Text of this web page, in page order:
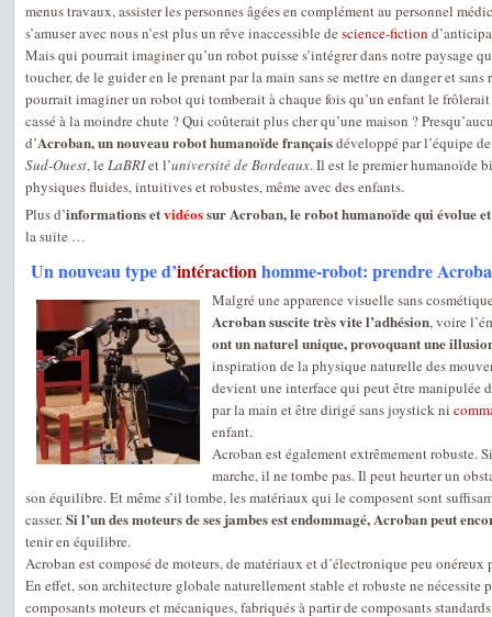
menus travaux, assister les personnes âgées en complément au personnel
s’amuser avec nous n’est plus un rêve inaccessible de science-fiction
Mais qui pourrait imaginer qu’un robot puisse s’intégrer dans notre paysage
toucher, de le guider en le prenant par la main sans se mettre en danger et
pourrait imaginer un robot qui tomberait à chaque fois qu’un enfant le
cassé à la moindre chute ? Qui coûterait plus cher qu’une maison ?
d’Acroban, un nouveau robot humanoïde françaisdéveloppé par l’équipe
Sud-Ouest, le LaBRIet l’université de Bordeaux. Il est le premier humanoïde
physiques fluides, intuitives et robustes, même avec des enfants.
Plus d’informations etvidéossur Acroban, le robot humanoïde qui évolue
la suite …
Un nouveau type d’intéractionhomme-robot: prendre
Malgré une apparence visuelle sans
Acroban suscite très vite l’adhésion, voire
ont un naturel unique, provoquant une
inspiration de la physique naturelle des
devient une interface qui peut être manipulée
par la main et être dirigé sans joystick ni
enfant.
Acroban est également extrêmement robuste.
marche, il ne tombe pas. Il peut heurter un
son équilibre. Et même s’il tombe, les matériaux qui le composent sont
casser.Si l’un des moteurs de ses jambes est endommagé, Acroban peut
tenir en équilibre.
Acroban est composé de moteurs, de matériaux et d’électronique peu
En effet, son architecture globale naturellement stable et robuste ne nécessite
composants moteurs et mécaniques, fabriqués à partir de composants